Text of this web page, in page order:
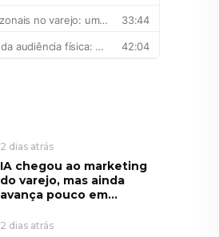
2 dias atrás
IA chegou ao marketing
do varejo, mas ainda
avança pouco em...
2 dias atrás